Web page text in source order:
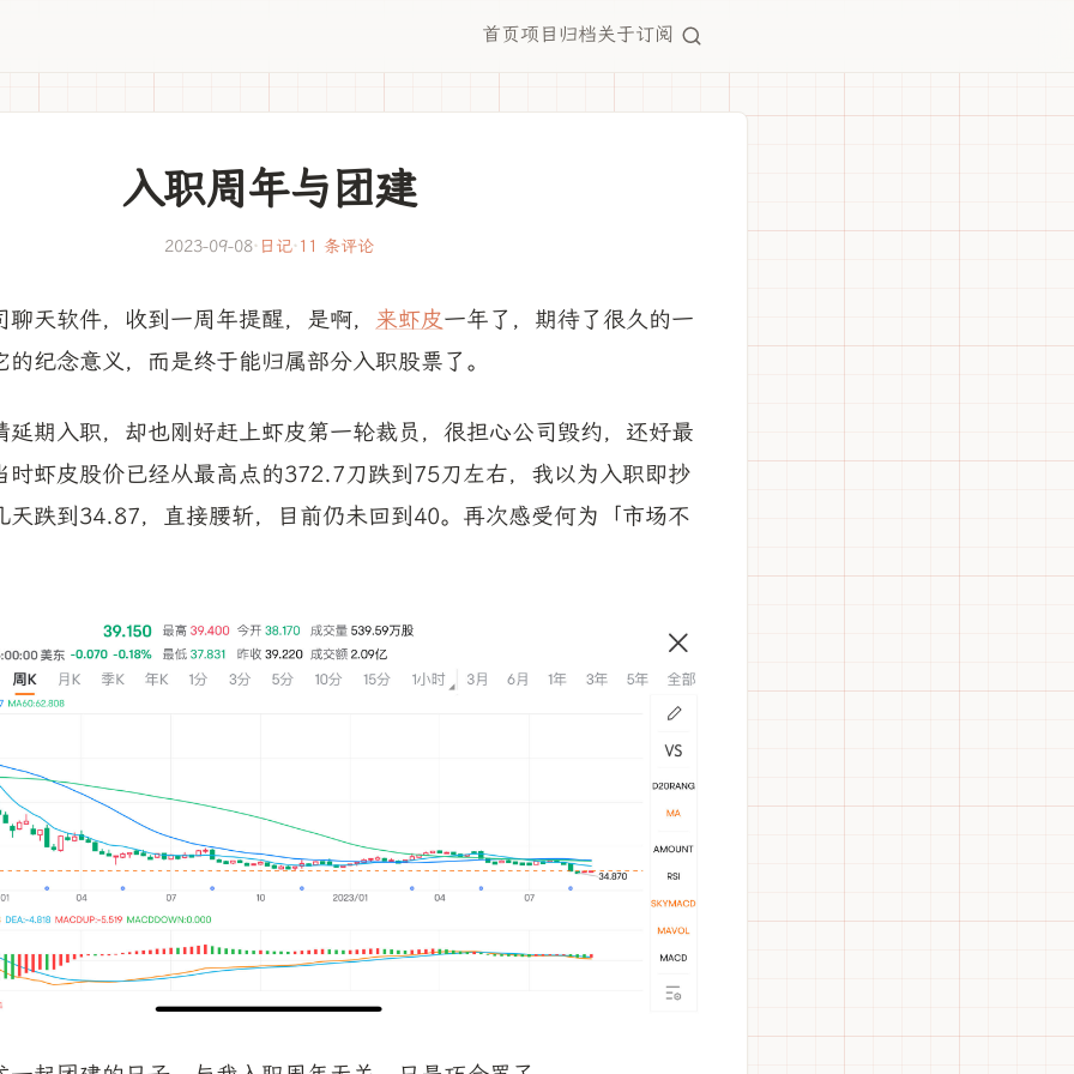
首页项目 归档关于订阅
入职周年与团建
2023-09-08· 日记· 11 条评论
天软件，收到一周年提醒，是啊， 来虾皮一年了，期待了很久的一
纪念意义，而是终于能归属部分入职股票了。
延期入职，却也刚好赶上虾皮第一轮裁员，很担心公司毁约，还好最
时虾皮股价已经从最高点的372.7刀跌到75刀左右，我以为入职即抄
天跌到34.87，直接腰斩，目前仍未回到40。再次感受何为「市场不